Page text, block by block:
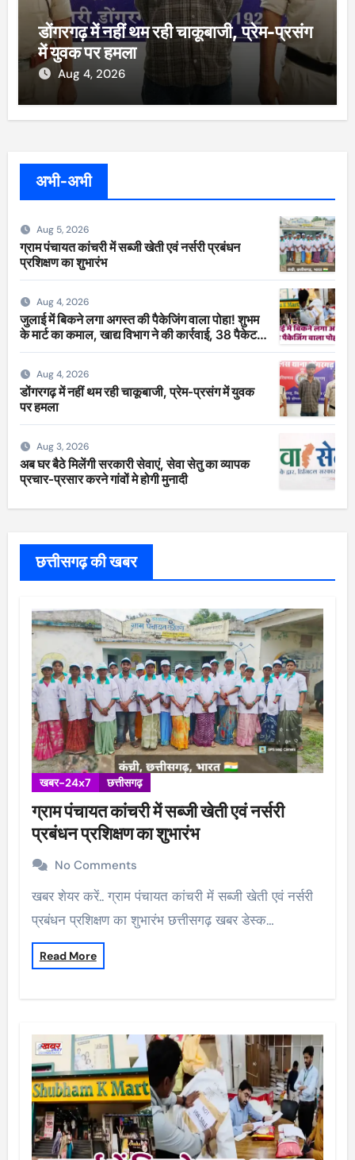
डोंगरगढ़ में नहीं थम रही चाकूबाजी, प्रेम-प्रसंग
में युवक पर हमला
Aug 4, 2026
अभी-अभी
Aug 5, 2026
ग्राम पंचायत कांचरी में सब्जी खेती एवं नर्सरी प्रबंधन
प्रशिक्षण का शुभारंभ
Aug 4, 2026
जुलाई में बिकने लगा अगस्त की पैकेजिंग वाला पोहा! शुभम
के मार्ट का कमाल, खाद्य विभाग ने की कार्रवाई, 38 पैकेट
सीज
Aug 4, 2026
डोंगरगढ़ में नहीं थम रही चाकूबाजी, प्रेम-प्रसंग में युवक
पर हमला
Aug 3, 2026
अब घर बैठे मिलेंगी सरकारी सेवाएं, सेवा सेतु का व्यापक
प्रचार-प्रसार करने गांवों मे होगी मुनादी
छत्तीसगढ़ की खबर
खबर-24x7 छत्तीसगढ़
ग्राम पंचायत कांचरी में सब्जी खेती एवं नर्सरी
प्रबंधन प्रशिक्षण का शुभारंभ
No Comments
खबर शेयर करें.. ग्राम पंचायत कांचरी में सब्जी खेती एवं नर्सरी
प्रबंधन प्रशिक्षण का शुभारंभ छत्तीसगढ़ खबर डेस्क…
Read More